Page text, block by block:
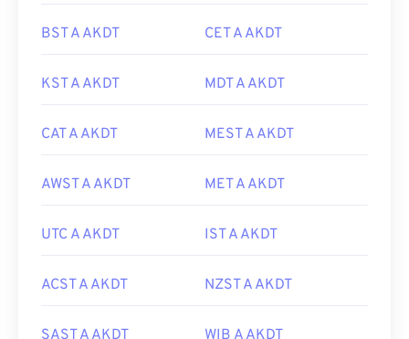
BST A AKDT CET A AKDT
KST A AKDT MDT A AKDT
CAT A AKDT MEST A AKDT
AWST A AKDT MET A AKDT
UTC A AKDT IST A AKDT
ACST A AKDT NZST A AKDT
SAST A AKDT WIB A AKDT